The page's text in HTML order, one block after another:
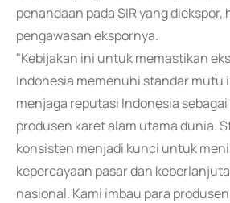
penandaan pada SIR yang
pengawasan ekspornya.
"Kebijakan ini untuk memastikan
Indonesia memenuhi standar mutu
menjaga reputasi Indonesia
produsen karet alam utama dunia.
konsisten menjadi kunci untuk
kepercayaan pasar dan
nasional. Kami imbau para